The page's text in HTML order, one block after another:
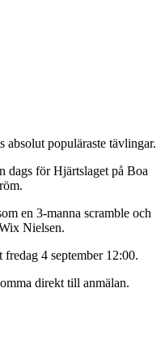
absolut populäraste tävlingar.
dags för Hjärtslaget på Boa
en 3-manna scramble och
Nielsen.
fredag 4 september 12:00.
direkt till anmälan.